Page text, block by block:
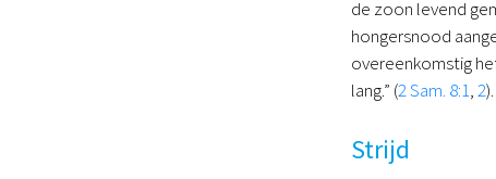
de zoon levend
hongersnood
overeenkomstig
lang.” (2 Sam. 8:1,2).
Strijd